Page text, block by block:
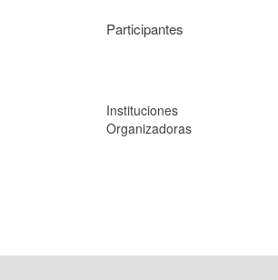
Participantes
Instituciones
Organizadoras